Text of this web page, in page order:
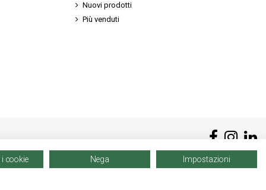
Nuovi prodotti
Più venduti
cookie Nega Impostazioni